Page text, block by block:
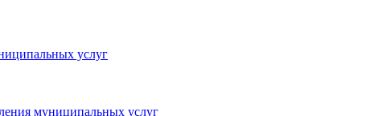
услуг
муниципальных услуг